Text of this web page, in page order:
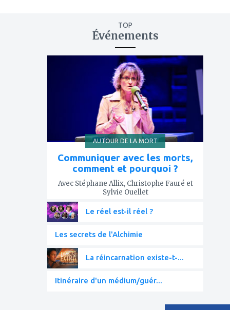
TOP
Événements
AUTOUR DE LA MORT
Communiquer avec les morts,
comment et pourquoi ?
Avec Stéphane Allix, Christophe Fauré et
Sylvie Ouellet
Le réel est-il réel ?
Les secrets de l'Alchimie
La réincarnation existe-t-...
Itinéraire d'un médium/guér...